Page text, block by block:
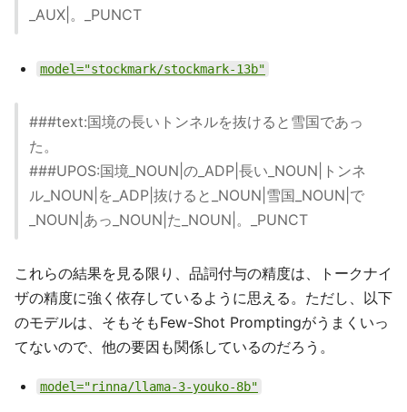
_AUX|。_PUNCT
model="stockmark/stockmark-13b"
###text:国境の長いトンネルを抜けると雪国であっ
た。
###UPOS:国境_NOUN|の_ADP|長い_NOUN|トンネ
ル_NOUN|を_ADP|抜けると_NOUN|雪国_NOUN|で
_NOUN|あっ_NOUN|た_NOUN|。_PUNCT
これらの結果を見る限り、品詞付与の精度は、トークナイ
ザの精度に強く依存しているように思える。ただし、以下
のモデルは、そもそもFew-Shot Promptingがうまくいっ
てないので、他の要因も関係しているのだろう。
model="rinna/llama-3-youko-8b"